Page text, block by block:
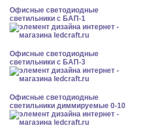
Офисные светодиодные
светильники с БАП-1
Офисные светодиодные
светильники с БАП-3
Офисные светодиодные
светильники диммируемые 0-10